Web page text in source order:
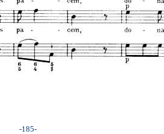
-185-